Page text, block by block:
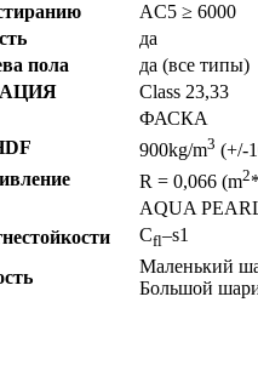
AC5 ≥ 6000
да
пола
да (все типы)
Class 23,33
ФАСКА
900kg/m3 (+/-
R = 0,066 (m2
AQUA
Cfl–s1
Маленький
Большой